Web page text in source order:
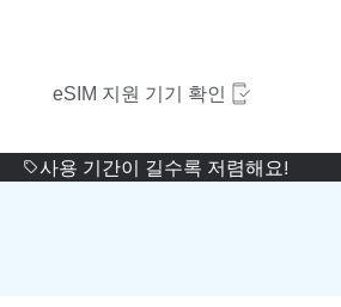
eSIM 지원 기기 확인
사용 기간이 길수록 저렴해요!